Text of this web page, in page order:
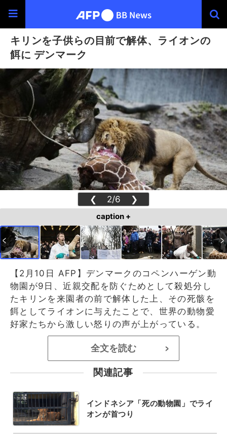
キリンを子供らの目前で解体、ライオンの
餌に デンマーク
❮ 2/6 ❯
caption +
【2月10日 AFP】デンマークのコペンハーゲン動
物園が9日、近親交配を防ぐためとして殺処分し
たキリンを来園者の前で解体した上、その死骸を
餌としてライオンに与えたことで、世界の動物愛
好家たちから激しい怒りの声が上がっている。
全文を読む >
関連記事
インドネシア「死の動物園」でライ
オンが首つり